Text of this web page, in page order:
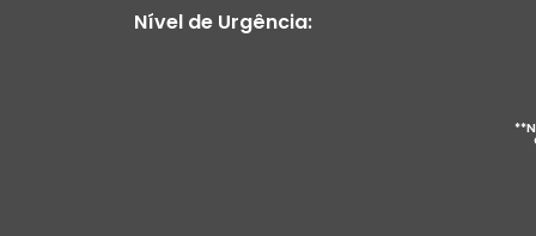
Nível de Urgência: